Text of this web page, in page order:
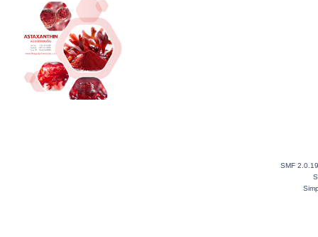
SMF 2.0.19